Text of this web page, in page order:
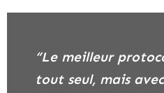
“Le meilleur protocole n’arrive pas
tout seul, mais